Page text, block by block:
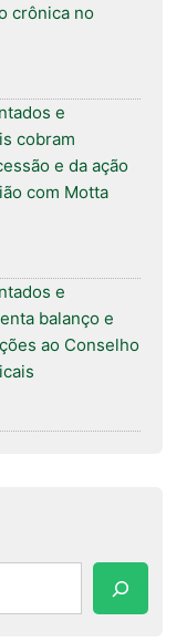
crônica no
e
cobram
e da ação
com Motta
e
balanço e
ao Conselho